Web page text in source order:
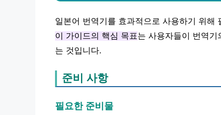
일본어 번역기를 효과적으로 사용하기 위해
이 가이드의 핵심 목표는 사용자들이 번역
는 것입니다.
준비 사항
필요한 준비물